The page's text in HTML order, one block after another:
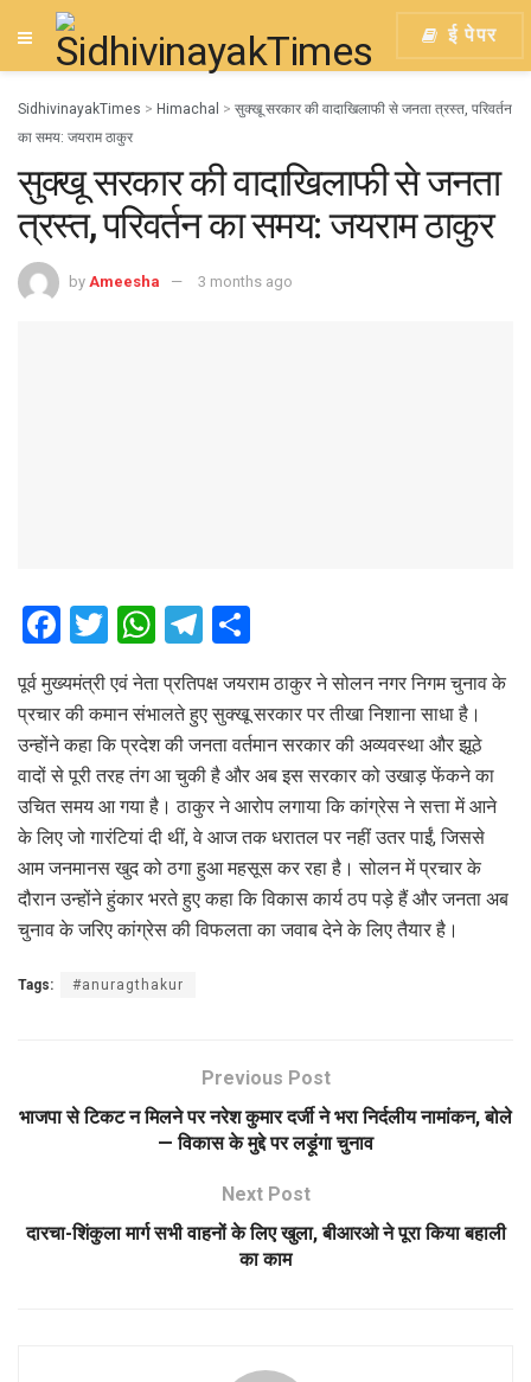
ई पेपर
SidhivinayakTimes > Himachal > सुक्खू सरकार की वादाखिलाफी से जनता त्रस्त, परिवर्तन
का समय: जयराम ठाकुर
सुक्खू सरकार की वादाखिलाफी से जनता
त्रस्त, परिवर्तन का समय: जयराम ठाकुर
by Ameesha 3 months ago
F
a
ce
b
o
o
k
T
wi
tt
er
W
at
s
A
p
p
T
e
gr
a
m
ar
e
पूर्व मुख्यमंत्री एवं नेता प्रतिपक्ष जयराम ठाकुर ने सोलन नगर निगम चुनाव के
प्रचार की कमान संभालते हुए सुक्खू सरकार पर तीखा निशाना साधा है।
उन्होंने कहा कि प्रदेश की जनता वर्तमान सरकार की अव्यवस्था और झूठे
वादों से पूरी तरह तंग आ चुकी है और अब इस सरकार को उखाड़ फेंकने का
उचित समय आ गया है। ठाकुर ने आरोप लगाया कि कांग्रेस ने सत्ता में आने
के लिए जो गारंटियां दी थीं, वे आज तक धरातल पर नहीं उतर पाईं, जिससे
आम जनमानस खुद को ठगा हुआ महसूस कर रहा है। सोलन में प्रचार के
दौरान उन्होंने हुंकार भरते हुए कहा कि विकास कार्य ठप पड़े हैं और जनता अब
चुनाव के जरिए कांग्रेस की विफलता का जवाब देने के लिए तैयार है।
Tags: #anuragthakur
Previous Post
भाजपा से टिकट न मिलने पर नरेश कुमार दर्जी ने भरा निर्दलीय नामांकन, बोले
— विकास के मुद्दे पर लड़ूंगा चुनाव
Next Post
दारचा-शिंकुला मार्ग सभी वाहनों के लिए खुला, बीआरओ ने पूरा किया बहाली
का काम